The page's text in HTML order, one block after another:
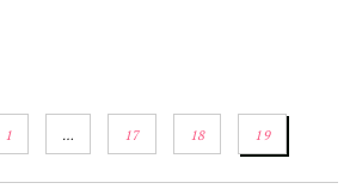
1 … 17 18 19